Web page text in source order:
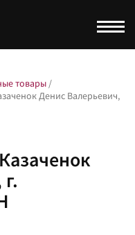
товары /
Денис Валерьевич,